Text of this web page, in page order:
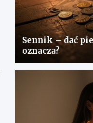
Sennik – dać
oznacza?